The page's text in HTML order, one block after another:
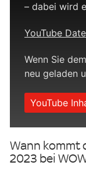
– dabei wird
YouTube
Wenn Sie
neu geladen
YouTube
Wann kommt
2023 bei